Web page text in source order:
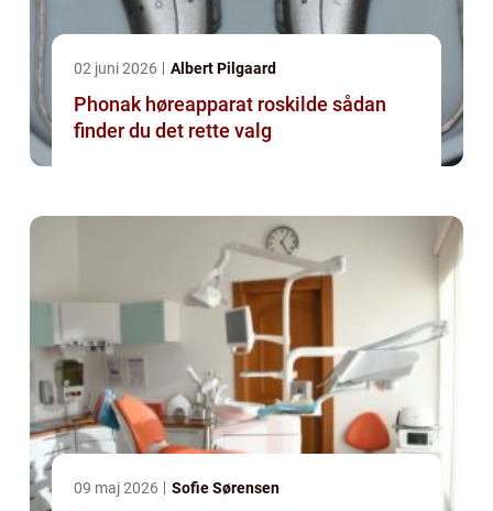
02 juni 2026 Albert Pilgaard
Phonak høreapparat roskilde sådan
finder du det rette valg
09 maj 2026 Sofie Sørensen